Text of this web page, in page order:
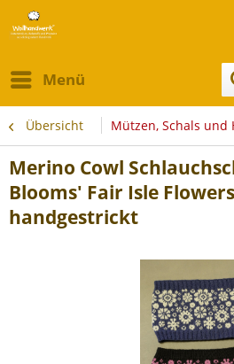
Menü
Übersicht Mützen, Schals und
Merino Cowl
Blooms' Fair Isle
handgestrickt